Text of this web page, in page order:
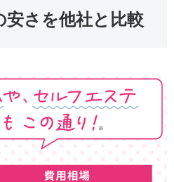
さを他社と比較